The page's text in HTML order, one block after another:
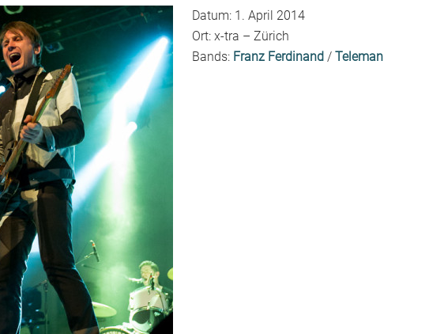
Datum: 1. April 2014
Ort: x-tra – Zürich
Bands: Franz Ferdinand / Teleman